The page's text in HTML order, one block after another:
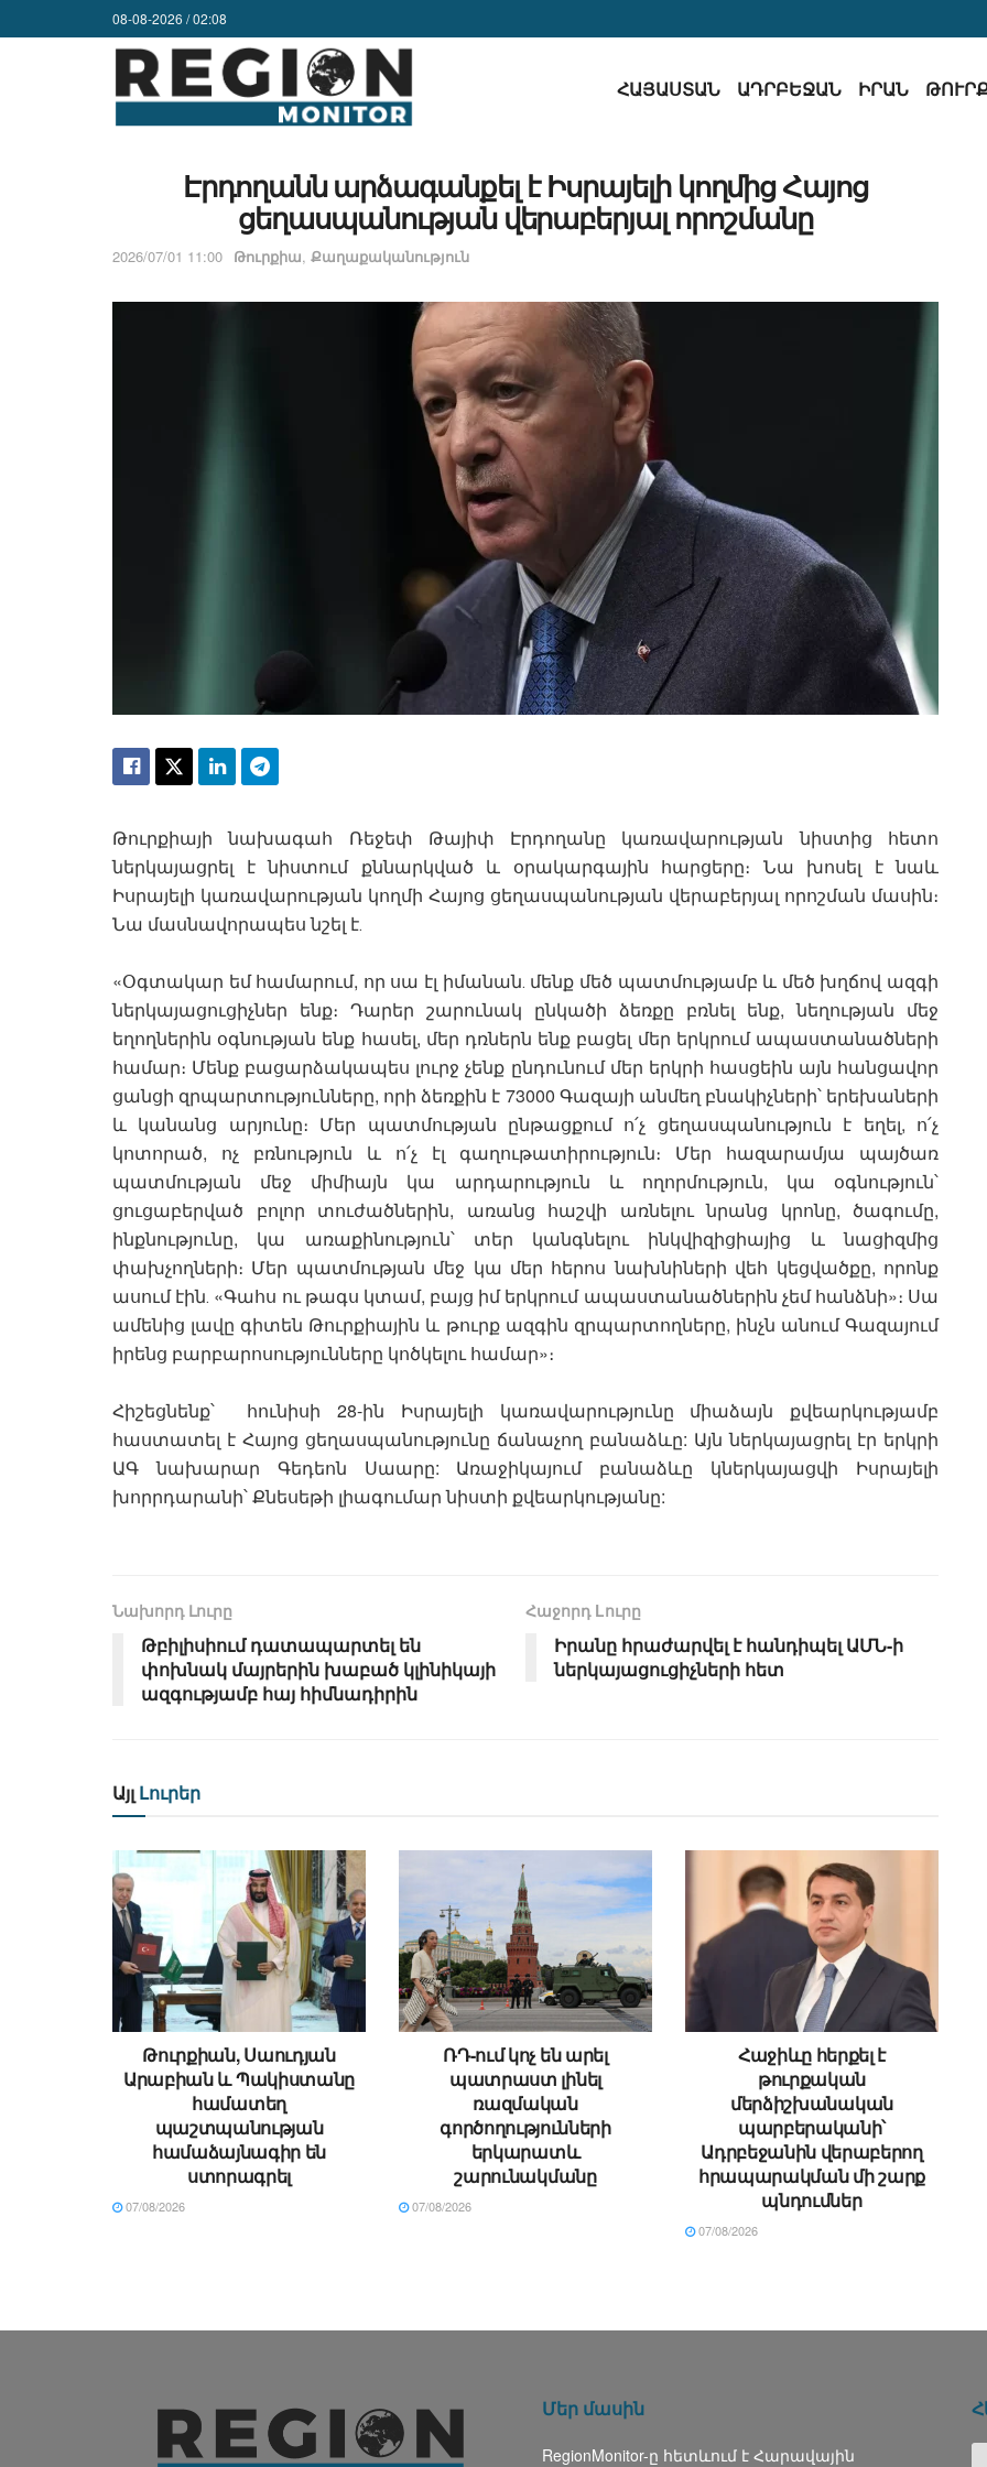
08-08-2026 / 02:08
ՀԱՅԱՍՏԱՆ ԱԴՐԲԵՋԱՆ ԻՐԱՆ
Էրդողանն արձագանքել է Իսրայելի կողմից Հայոց
ցեղասպանության վերաբերյալ որոշմանը
2026/07/01 11:00 Թուրքիա, Քաղաքականություն
Թուրքիայի նախագահ Ռեջեփ Թայիփ Էրդողանը կառավարության նիստից հետո
ներկայացրել է նիստում քննարկված և օրակարգային հարցերը։ Նա խոսել է նաև
Իսրայելի կառավարության կողմի Հայոց ցեղասպանության վերաբերյալ որոշման մասին։
Նա մասնավորապես նշել է․
«Օգտակար եմ համարում, որ սա էլ իմանան․ մենք մեծ պատմությամբ և մեծ խղճով ազգի
ներկայացուցիչներ ենք։ Դարեր շարունակ ընկածի ձեռքը բռնել ենք, նեղության մեջ
եղողներին օգնության ենք հասել, մեր դռներն ենք բացել մեր երկրում ապաստանածների
համար։ Մենք բացարձակապես լուրջ չենք ընդունում մեր երկրի հասցեին այն հանցավոր
ցանցի զրպարտությունները, որի ձեռքին է 73000 Գազայի անմեղ բնակիչների՝ երեխաների
և կանանց արյունը։ Մեր պատմության ընթացքում ո՛չ ցեղասպանություն է եղել, ո՛չ
կոտորած, ոչ բռնություն և ո՛չ էլ գաղութատիրություն։ Մեր հազարամյա պայծառ
պատմության մեջ միմիայն կա արդարություն և ողորմություն, կա օգնություն՝
ցուցաբերված բոլոր տուժածներին, առանց հաշվի առնելու նրանց կրոնը, ծագումը,
ինքնությունը, կա առաքինություն՝ տեր կանգնելու ինկվիզիցիայից և նացիզմից
փախչողների։ Մեր պատմության մեջ կա մեր հերոս նախնիների վեհ կեցվածքը, որոնք
ասում էին․ «Գահս ու թագս կտամ, բայց իմ երկրում ապաստանածներին չեմ հանձնի»։ Սա
ամենից լավը գիտեն Թուրքիային և թուրք ազգին զրպարտողները, ինչն անում Գազայում
իրենց բարբարոսությունները կոծկելու համար»։
Հիշեցնենք՝ հունիսի 28-ին Իսրայելի կառավարությունը միաձայն քվեարկությամբ
հաստատել է Հայոց ցեղասպանությունը ճանաչող բանաձևը: Այն ներկայացրել էր երկրի
ԱԳ նախարար Գեդեոն Սաարը: Առաջիկայում բանաձևը կներկայացվի Իսրայելի
խորրդարանի՝ Քնեսեթի լիագումար նիստի քվեարկությանը:
Նախորդ Լուրը
Թբիլիսիում դատապարտել են
փոխնակ մայրերին խաբած կլինիկայի
ազգությամբ հայ հիմնադիրին
Հաջորդ Lուրը
Իրանը հրաժարվել է հանդիպել ԱՄՆ-ի
ներկայացուցիչների հետ
Այլ Լուրեր
Թուրքիան, Սաուդյան
Արաբիան և Պակիստանը
համատեղ
պաշտպանության
համաձայնագիր են
ստորագրել
07/08/2026
ՌԴ-ում կոչ են արել
պատրաստ լինել
ռազմական
գործողությունների
երկարատև
շարունակմանը
07/08/2026
Հաջիևը հերքել է
թուրքական
մերձիշխանական
պարբերականի՝
Ադրբեջանին վերաբերող
հրապարակման մի շարք
պնդումներ
07/08/2026
Մեր մասին
RegionMonitor-ը հետևում է Հարավային